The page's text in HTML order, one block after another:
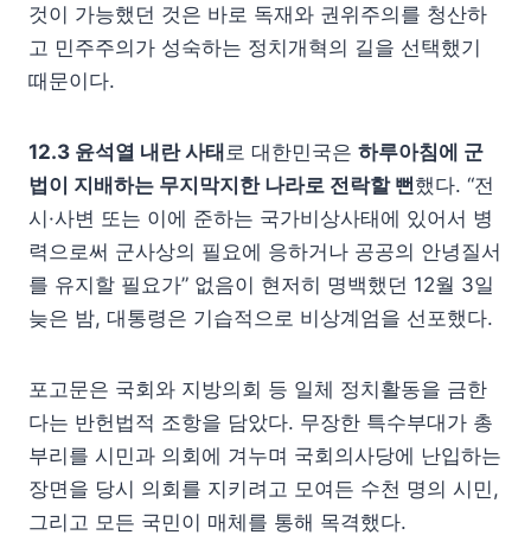
것이 가능했던 것은 바로 독재와 권위주의를 청산하
고 민주주의가 성숙하는 정치개혁의 길을 선택했기
때문이다.
12.3 윤석열 내란 사태 로 대한민국은 하루아침에 군
법이 지배하는 무지막지한 나라로 전락할 뻔했다. “전
시·사변 또는 이에 준하는 국가비상사태에 있어서 병
력으로써 군사상의 필요에 응하거나 공공의 안녕질서
를 유지할 필요가” 없음이 현저히 명백했던 12월 3일
늦은 밤, 대통령은 기습적으로 비상계엄을 선포했다.
포고문은 국회와 지방의회 등 일체 정치활동을 금한
다는 반헌법적 조항을 담았다. 무장한 특수부대가 총
부리를 시민과 의회에 겨누며 국회의사당에 난입하는
장면을 당시 의회를 지키려고 모여든 수천 명의 시민,
그리고 모든 국민이 매체를 통해 목격했다.